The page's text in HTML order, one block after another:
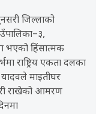
जिल्लाको
भएको हिंसात्मक
राष्ट्रिय एकता दलका
माइतीघर
राखेको आमरण